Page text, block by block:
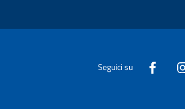
Seguici su